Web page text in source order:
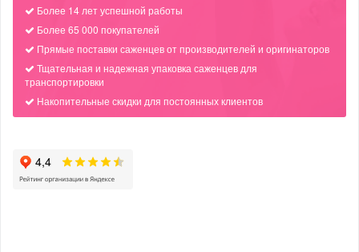
Более 14 лет успешной работы
Более 65 000 покупателей
Прямые поставки саженцев от производителей и оригинаторов
Тщательная и надежная упаковка саженцев для
транспортировки
Накопительные скидки для постоянных клиентов